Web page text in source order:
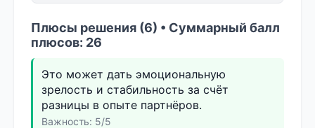
Плюсы решения (6) • Суммарный балл
плюсов: 26
Это может дать эмоциональную
зрелость и стабильность за счёт
разницы в опыте партнёров.
Важность: 5/5